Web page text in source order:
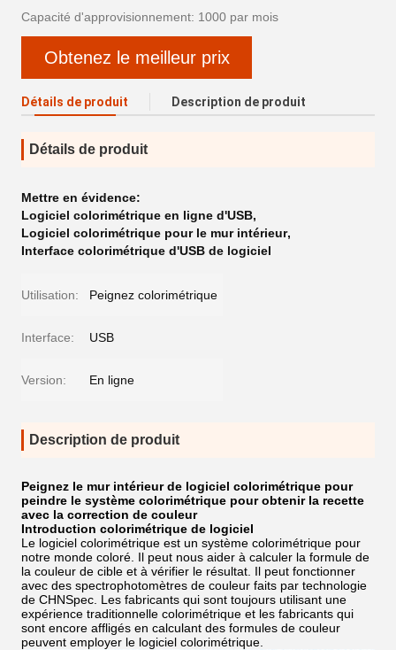
Capacité d'approvisionnement: 1000 par mois
Obtenez le meilleur prix
Détails de produit Description de produit
Détails de produit
Mettre en évidence:
Logiciel colorimétrique en ligne d'USB,
Logiciel colorimétrique pour le mur intérieur,
Interface colorimétrique d'USB de logiciel
Utilisation: Peignez colorimétrique
Interface: USB
Version: En ligne
Description de produit
Peignez le mur intérieur de logiciel colorimétrique pour
peindre le système colorimétrique pour obtenir la recette
avec la correction de couleur
Introduction colorimétrique de logiciel
Le logiciel colorimétrique est un système colorimétrique pour
notre monde coloré. Il peut nous aider à calculer la formule de
la couleur de cible et à vérifier le résultat. Il peut fonctionner
avec des spectrophotomètres de couleur faits par technologie
de CHNSpec. Les fabricants qui sont toujours utilisant une
expérience traditionnelle colorimétrique et les fabricants qui
sont encore affligés en calculant des formules de couleur
peuvent employer le logiciel colorimétrique.